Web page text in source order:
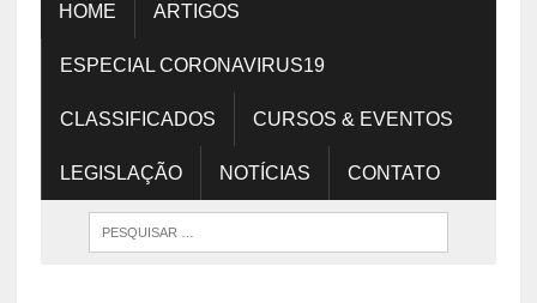
HOME ARTIGOS
ESPECIAL CORONAVIRUS19
CLASSIFICADOS CURSOS & EVENTOS
LEGISLAÇÃO NOTÍCIAS CONTATO